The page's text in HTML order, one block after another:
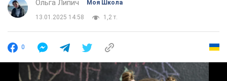
Ольга Липич Моя Школа
13.01.2025 14:58 1,2 т.
0